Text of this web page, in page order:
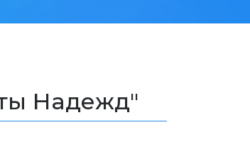
Надежд"